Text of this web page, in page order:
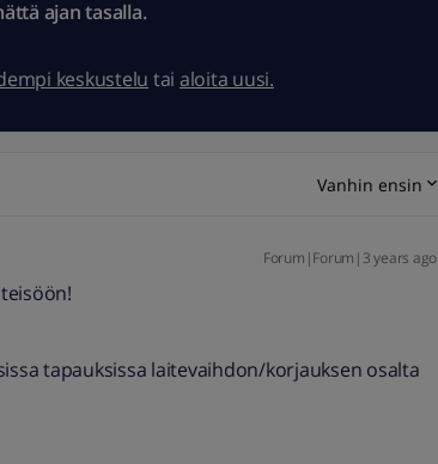
ajan tasalla.
keskustelu tai aloita uusi.
Vanhin ensin
Forum|Forum|3 years ago
tapauksissa laitevaihdon/korjauksen osalta